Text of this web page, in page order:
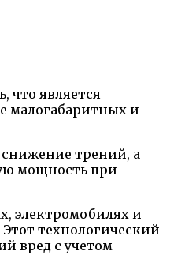
что является
малогабаритных и
трений, а
мощность при
электромобилях и
технологический
вред с учетом